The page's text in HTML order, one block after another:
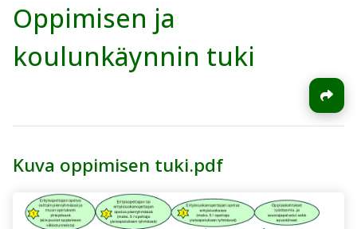
Oppimisen ja
koulunkäynnin tuki
Kuva oppimisen tuki.pdf